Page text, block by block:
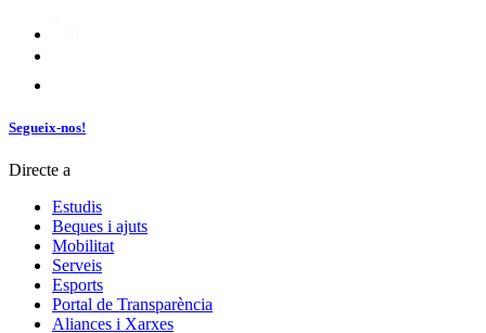
Segueix-nos!
Directe a
Estudis
Beques i ajuts
Mobilitat
Serveis
Esports
Portal de Transparència
Aliances i Xarxes